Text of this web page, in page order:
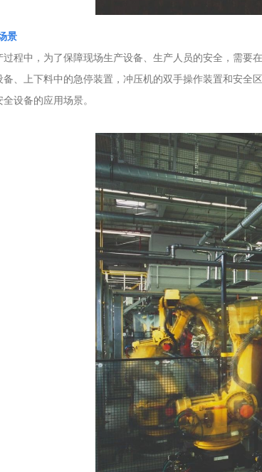
景
过程中，为了保障现场生产设备、生产人员的安全，需要
备、上下料中的急停装置，冲压机的双手操作装置和安全
设备的应用场景。